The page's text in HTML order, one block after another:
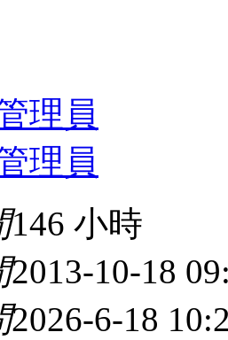
理員
理員
146 小時
2013-10-18
2026-6-18